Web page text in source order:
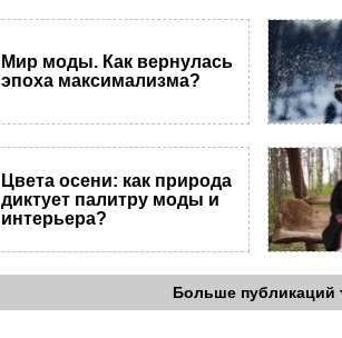
Мир моды. Как вернулась
эпоха максимализма?
Цвета осени: как природа
диктует палитру моды и
интерьера?
Больше публикаций